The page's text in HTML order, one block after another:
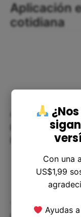
Aplicación
cotidiana
Al reflexionar
podemos sacar
propia vida.
Con una
US$1,99
Ayudas